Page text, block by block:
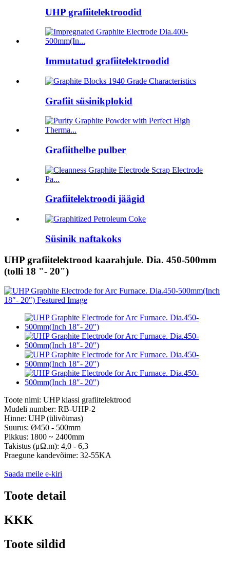
UHP grafiitelektroodid
Immutatud grafiitelektroodid
Grafiit süsinikplokid
Grafiithelbe pulber
Grafiitelektroodi jäägid
Süsinik naftakoks
UHP grafiitelektrood kaarahjule. Dia. 450-500mm
(tolli 18 "- 20")
Toote nimi: UHP klassi grafiitelektrood
Mudeli number: RB-UHP-2
Hinne: UHP (ülivõimas)
Suurus: Ø450 - 500mm
Pikkus: 1800 ~ 2400mm
Takistus (μΩ.m): 4,0 - 6,3
Praegune kandevõime: 32-55KA
Saada meile e-kiri
Toote detail
KKK
Toote sildid